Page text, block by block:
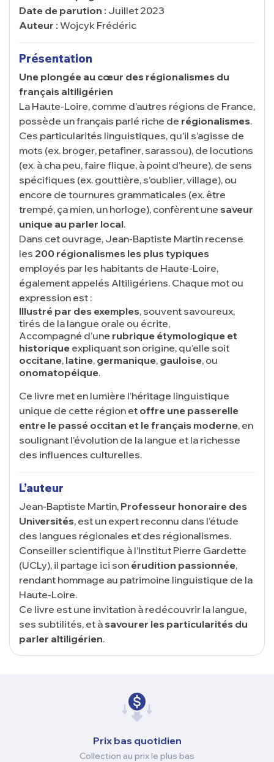
Date de parution : Juillet 2023
Auteur : Wojcyk Frédéric
Présentation
Une plongée au cœur des régionalismes du
français altiligérien
La Haute-Loire, comme d’autres régions de France,
possède un français parlé riche de régionalismes.
Ces particularités linguistiques, qu’il s’agisse de
mots (ex. broger, petafiner, sarassou), de locutions
(ex. à cha peu,faire flique, à point d’heure), de sens
spécifiques (ex. gouttière, s’oublier,village), ou
encore de tournures grammaticales (ex. être
trempé, ça mien, un horloge), confèrent une saveur
unique au parler local.
Dans cet ouvrage, Jean-Baptiste Martin recense
les 200 régionalismes les plus typiques
employés par les habitants de Haute-Loire,
également appelés Altiligériens. Chaque mot ou
expression est :
Illustré par des exemples, souvent savoureux,
tirés de la langue orale ou écrite,
Accompagné d’une rubrique étymologique et
historique expliquant son origine, qu’elle soit
occitane, latine, germanique, gauloise, ou
onomatopéique.
Ce livre met en lumière l’héritage linguistique
unique de cette région et offre une passerelle
entre le passé occitan et le français moderne, en
soulignant l’évolution de la langue et la richesse
des influences culturelles.
L’auteur
Jean-Baptiste Martin, Professeur honoraire des
Universités, est un expert reconnu dans l’étude
des langues régionales et des régionalismes.
Conseiller scientifique à l’Institut Pierre Gardette
(UCLy), il partage ici son érudition passionnée,
rendant hommage au patrimoine linguistique de la
Haute-Loire.
Ce livre est une invitation à redécouvrir la langue,
ses subtilités, et à savourer les particularités du
parler altiligérien.
Prix ​​bas quotidien
Collection au prix le plus bas